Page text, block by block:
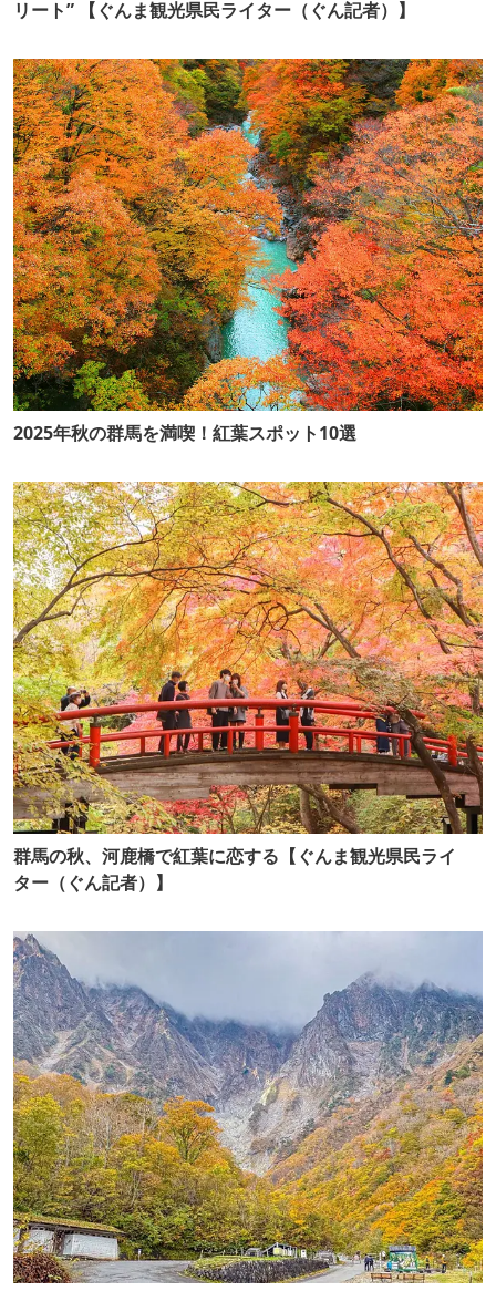
リート” 【ぐんま観光県民ライター（ぐん記者）】
2025年秋の群馬を満喫！紅葉スポット10選
群馬の秋、河鹿橋で紅葉に恋する【ぐんま観光県民ライ
ター（ぐん記者）】